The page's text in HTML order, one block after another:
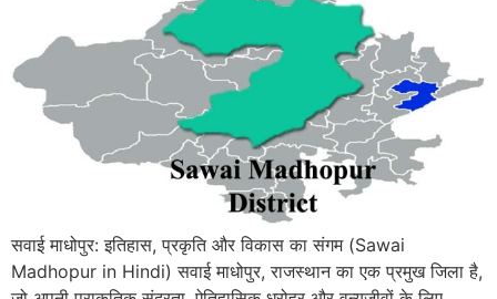
सवाई माधोपुर: इतिहास, प्रकृति और विकास का संगम (Sawai
Madhopur in Hindi) सवाई माधोपुर, राजस्थान का एक प्रमुख जिला है,